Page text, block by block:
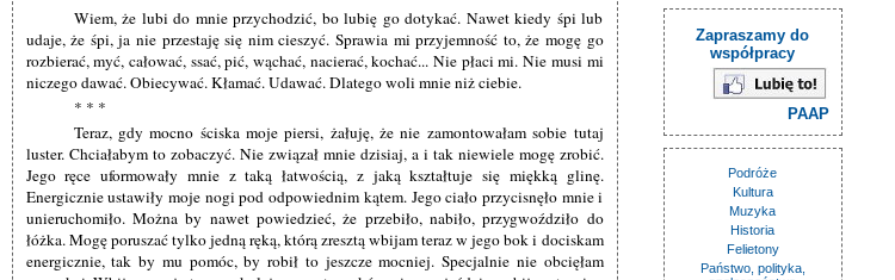
Wiem, że lubi do mnie przychodzić, bo lubię go dotykać. Nawet kiedy śpi lub
udaje, że śpi, ja nie przestaję się nim cieszyć. Sprawia mi przyjemność to, że mogę go
rozbierać, myć, całować, ssać, pić, wąchać, nacierać, kochać... Nie płaci mi. Nie musi mi
niczego dawać. Obiecywać. Kłamać. Udawać. Dlatego woli mnie niż ciebie.
* * *
Teraz, gdy mocno ściska moje piersi, żałuję, że nie zamontowałam sobie tutaj
luster. Chciałabym to zobaczyć. Nie związał mnie dzisiaj, a i tak niewiele mogę zrobić.
Jego ręce uformowały mnie z taką łatwością, z jaką kształtuje się miękką glinę.
Energicznie ustawiły moje nogi pod odpowiednim kątem. Jego ciało przycisnęło mnie i
unieruchomiło. Można by nawet powiedzieć, że przebiło, nabiło, przygwoździło do
łóżka. Mogę poruszać tylko jedną ręką, którą zresztą wbijam teraz w jego bok i dociskam
energicznie, tak by mu pomóc, by robił to jeszcze mocniej. Specjalnie nie obcięłam
Zapraszamy do
współpracy
PAAP
Podróże
Kultura
Muzyka
Historia
Felietony
Państwo, polityka,